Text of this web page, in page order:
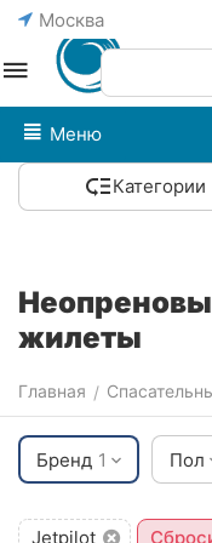
Москва
Меню
Категории
жилеты
Главная /
Бренд 1 Пол
Jetpilot